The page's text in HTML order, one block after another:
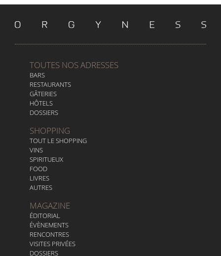
TOUTES NOS ADRESSES
BARS
RESTAURANTS
GÂTERIES
HÔTELS
DOSSIERS
SHOPPING
TOUT LE SHOPPING
VINS
SPIRITUEUX
FOOD
LIVRES
AUTRES
MAGAZINE
ÉDITORIAL
ÉVÈNEMENTS
RENCONTRES
VISITES PRIVÉES
DOSSIERS